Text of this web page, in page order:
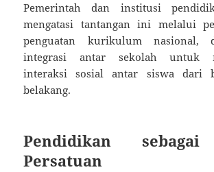
Pemerintah dan institusi
mengatasi tantangan ini melalui
penguatan kurikulum nasional,
integrasi antar sekolah untuk
interaksi sosial antar siswa dari
belakang.
Pendidikan
Persatuan